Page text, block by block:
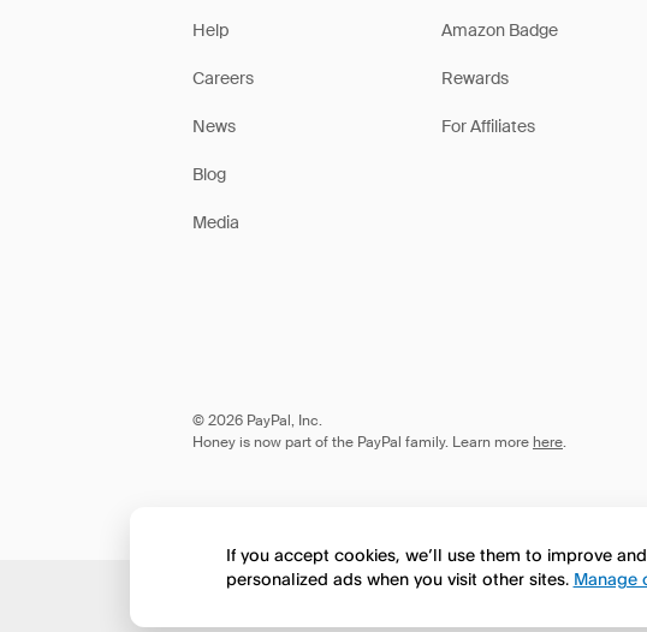
Help
Careers
News
Blog
Media
Amazon Badge
Rewards
For Affiliates
© 2026 PayPal, Inc.
Honey is now part of the PayPal family. Learn more here.
If you accept cookies, we’ll use them to improve
personalized ads when you visit other sites. Manage